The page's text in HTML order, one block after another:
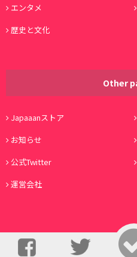
エンタメ
歴史と文化
Other
Japaaanストア
お知らせ
公式Twitter
運営会社
© Copyright 2016, Japaaan All